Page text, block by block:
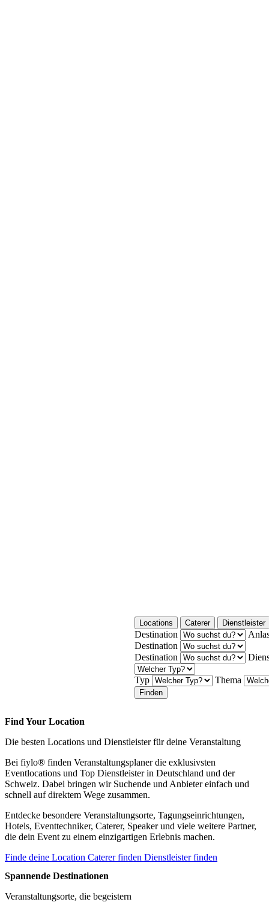
Locations Caterer Dienstleister
Destination
Destination
Destination
Typ Thema
Finden
Find Your Location
Die besten Locations und Dienstleister für deine Veranstaltung
Bei fiylo® finden Veranstaltungsplaner die exklusivsten
Eventlocations und Top Dienstleister in Deutschland und der
Schweiz. Dabei bringen wir Suchende und Anbieter einfach und
schnell auf direktem Wege zusammen.
Entdecke besondere Veranstaltungsorte, Tagungseinrichtungen,
Hotels, Eventtechniker, Caterer, Speaker und viele weitere Partner,
die dein Event zu einem einzigartigen Erlebnis machen.
Finde deine Location Caterer finden Dienstleister finden
Spannende Destinationen
Veranstaltungsorte, die begeistern